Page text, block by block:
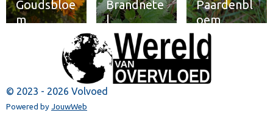
Goudsbloe
m
Brandnete
l
Paardenbl
oem
© 2023 - 2026 Volvoed
Powered by JouwWeb